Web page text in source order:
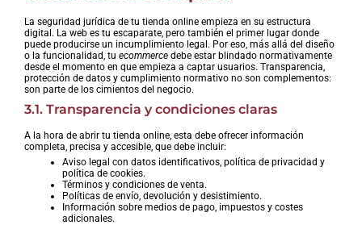
La seguridad jurídica de tu tienda online empieza en su estructura
digital. La web es tu escaparate, pero también el primer lugar donde
puede producirse un incumplimiento legal. Por eso, más allá del diseño
o la funcionalidad, tu ecommerce debe estar blindado normativamente
desde el momento en que empieza a captar usuarios. Transparencia,
protección de datos y cumplimiento normativo no son complementos:
son parte de los cimientos del negocio.
3.1. Transparencia y condiciones claras
A la hora de abrir tu tienda online, esta debe ofrecer información
completa, precisa y accesible, que debe incluir:
Aviso legal con datos identificativos, política de privacidad y
política de cookies.
Términos y condiciones de venta.
Políticas de envío, devolución y desistimiento.
Información sobre medios de pago, impuestos y costes
adicionales.